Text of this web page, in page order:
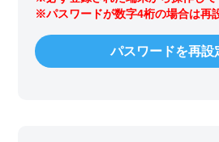
※パスワードが数字4桁の場合は再
パスワードを再設